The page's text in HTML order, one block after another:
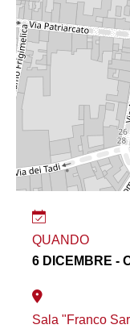
QUANDO
6 DICEMBRE -
Sala "Franco